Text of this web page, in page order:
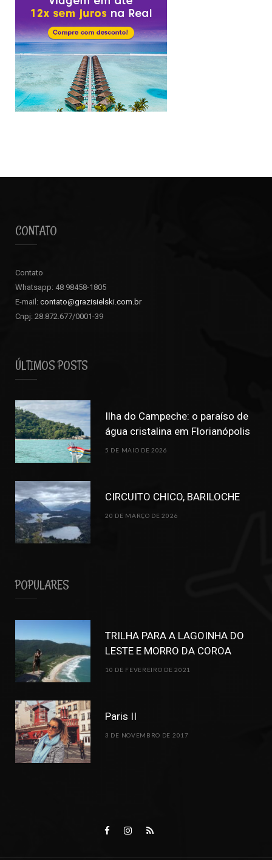
CONTATO
Contato
Whatsapp: 48 98458-1805
E-mail: contato@grazisielski.com.br
Cnpj: 28.872.677/0001-39
ÚLTIMOS POSTS
Ilha do Campeche: o paraíso de
água cristalina em Florianópolis
5 DE MAIO DE 2026
CIRCUITO CHICO, BARILOCHE
20 DE MARÇO DE 2026
POPULARES
TRILHA PARA A LAGOINHA DO
LESTE E MORRO DA COROA
10 DE FEVEREIRO DE 2021
Paris II
3 DE NOVEMBRO DE 2017